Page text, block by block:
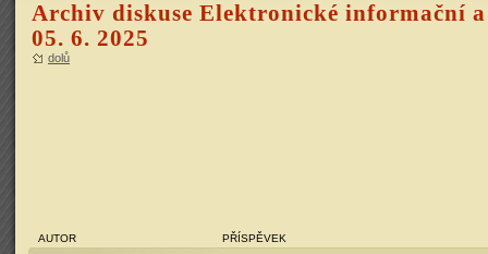
Archiv diskuse Elektronické informační
05. 6. 2025
dolů
AUTOR PŘÍSPĚVEK